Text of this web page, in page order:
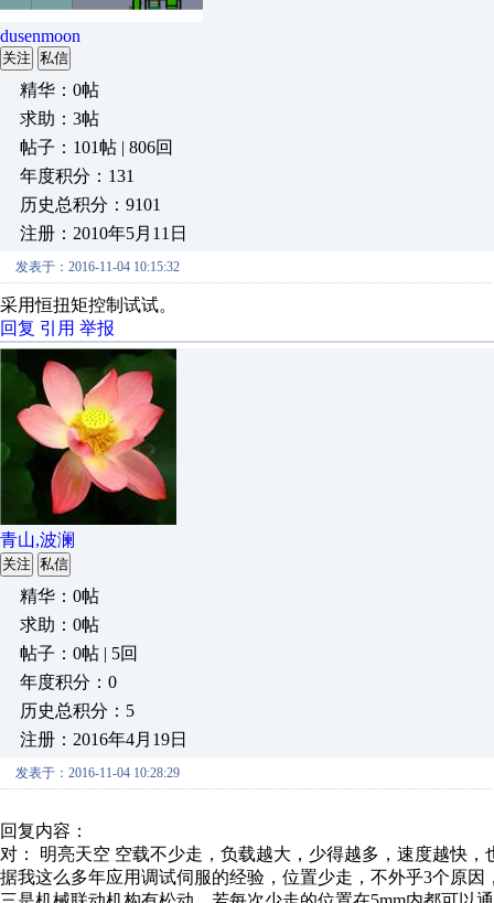
dusenmoon
关注 私信
精华：0帖
求助：3帖
帖子：101帖 | 806回
年度积分：131
历史总积分：9101
注册：2010年5月11日
发表于：2016-11-04 10:15:32
采用恒扭矩控制试试。
回复 引用 举报
青山,波澜
关注 私信
精华：0帖
求助：0帖
帖子：0帖 | 5回
年度积分：0
历史总积分：5
注册：2016年4月19日
发表于：2016-11-04 10:28:29
回复内容：
对： 明亮天空 空载不少走，负载越大，少得越多，速度越快，
据我这么多年应用调试伺服的经验，位置少走，不外乎3个原